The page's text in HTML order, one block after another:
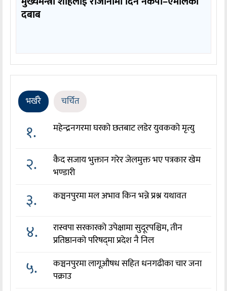
दबाब
भर्खरै चर्चित
१. महेन्द्रनगरमा घरको छतबाट लडेर युवकको मृत्यु
२.
कैद सजाय भुक्तान गरेर जेलमुक्त भए पत्रकार खेम
भण्डारी
३. कञ्चनपुरमा मल अभाव किन भन्ने प्रश्न यथावत
४.
रास्वपा सरकारको उपेक्षामा सुदूरपश्चिम, तीन
प्रतिष्ठानको परिषद्‌मा प्रदेश नै निल
५.
कञ्चनपुरमा लागूऔषध सहित धनगढीका चार जना
पक्राउ